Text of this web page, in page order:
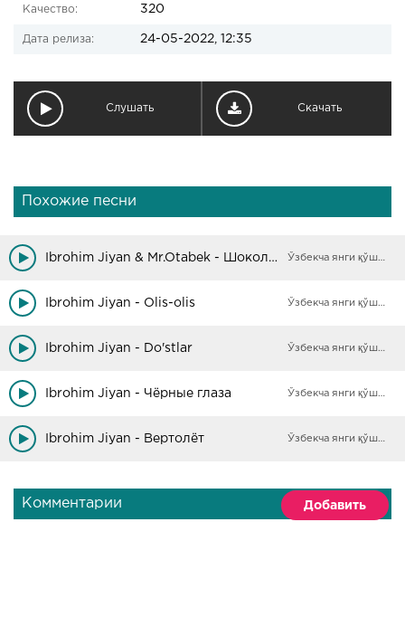
Качество: 320
Дата релиза: 24-05-2022, 12:35
Слушать Скачать
Похожие песни
Ibrohim Jiyan & Mr.Otabek - Шоколадка Ўзбекча янги қўшиқлар
Ibrohim Jiyan - Olis-olis Ўзбекча янги қўшиқлар
Ibrohim Jiyan - Do'stlar Ўзбекча янги қўшиқлар
Ibrohim Jiyan - Чёрные глаза Ўзбекча янги қўшиқлар
Ibrohim Jiyan - Вертолёт Ўзбекча янги қўшиқлар
Комментарии Добавить